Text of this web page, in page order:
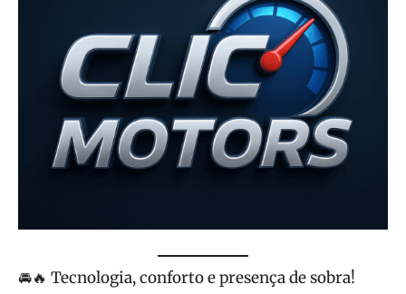
🚘🔥 Tecnologia, conforto e presença de sobra!